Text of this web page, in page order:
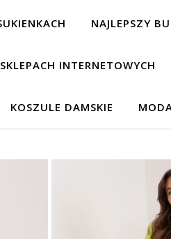
NAJLEPSZY
INTERNETOWYCH
KOSZULE DAMSKIE